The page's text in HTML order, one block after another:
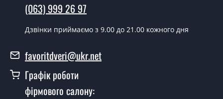
Чи можна на сьогодні викликати
замірника?
У вас є в наявності готові двері
Так, ми маємо великий асортимент готових вхідних
(063) 999 26 97
Дзвінки приймаємо з 9.00 до 21.00 кожного дня
favoritdveri@ukr.net
Графік роботи
фірмового салону: